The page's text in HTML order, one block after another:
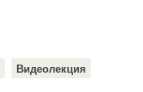
Видеолекция